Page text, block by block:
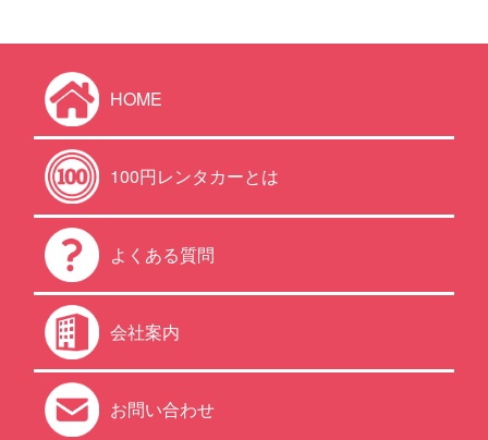
HOME
100円レンタカーとは
よくある質問
会社案内
お問い合わせ